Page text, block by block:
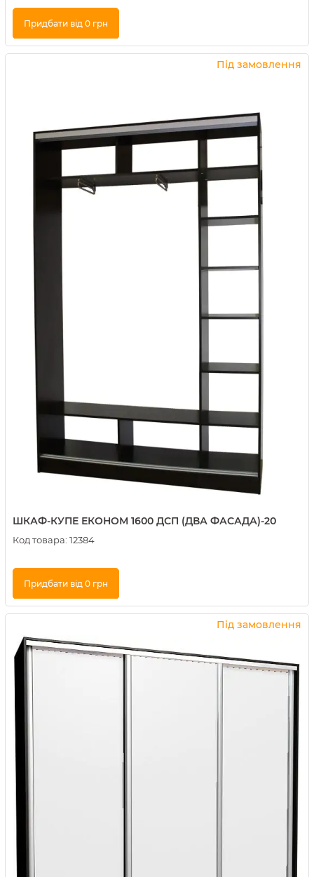
Придбати від 0 грн
Купити в 1 клік
Під замовлення
ШКАФ-КУПЕ ЕКОНОМ 1600 ДСП (ДВА ФАСАДА)-20
Код товара: 12384
Придбати від 0 грн
Купити в 1 клік
Під замовлення